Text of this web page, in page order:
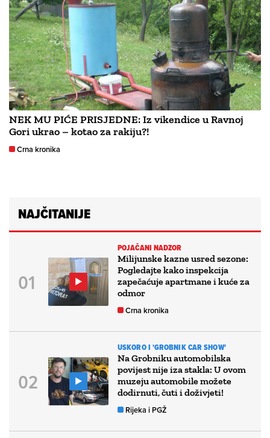
NEK MU PIĆE PRISJEDNE: Iz vikendice u Ravnoj
Gori ukrao – kotao za rakiju?!
Crna kronika
NAJČITANIJE
POJAČANI NADZOR
Milijunske kazne usred sezone:
Pogledajte kako inspekcija
zapečaćuje apartmane i kuće za
odmor
Crna kronika
USKORO I 'GROBNIK CAR SHOW'
Na Grobniku automobilska
povijest nije iza stakla: U ovom
muzeju automobile možete
dodirnuti, čuti i doživjeti!
Rijeka i PGŽ